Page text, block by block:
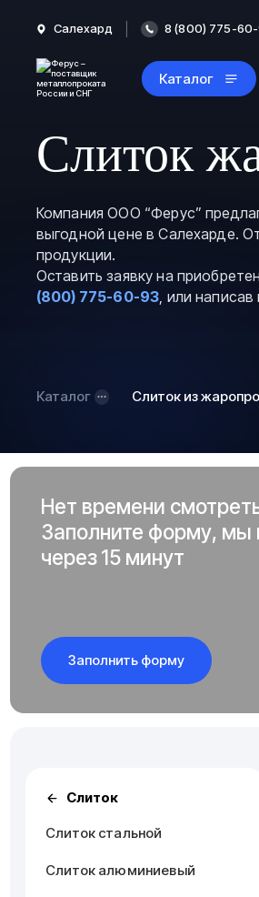
Салехард 8 (800) 775-
Каталог
Слиток
Компания ООО “Ферус”
выгодной цене в Салехарде.
продукции.
Оставить заявку на
(800) 775-60-93, или написав
Каталог Слиток из
Нет времени
Заполните форму, мы
через 15 минут
Заполнить форму
Слиток
Слиток стальной
Слиток алюминиевый